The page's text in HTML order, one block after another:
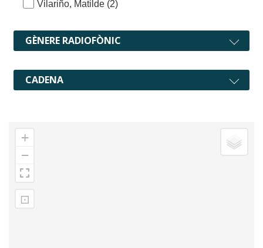
Vilariño, Matilde (2)
GÈNERE RADIOFÒNIC
CADENA
+
−
⊡